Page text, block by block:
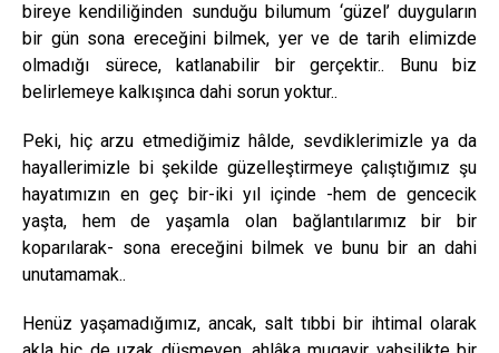
bireye kendiliğinden sunduğu bilumum ‘güzel’ duyguların
bir gün sona ereceğini bilmek, yer ve de tarih elimizde
olmadığı sürece, katlanabilir bir gerçektir.. Bunu biz
belirlemeye kalkışınca dahi sorun yoktur..
Peki, hiç arzu etmediğimiz hâlde, sevdiklerimizle ya da
hayallerimizle bi şekilde güzelleştirmeye çalıştığımız şu
hayatımızın en geç bir-iki yıl içinde -hem de gencecik
yaşta, hem de yaşamla olan bağlantılarımız bir bir
koparılarak- sona ereceğini bilmek ve bunu bir an dahi
unutamamak..
Henüz yaşamadığımız, ancak, salt tıbbi bir ihtimal olarak